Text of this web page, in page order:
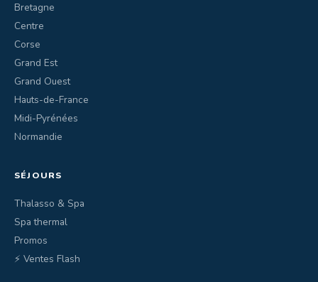
Bretagne
Centre
Corse
Grand Est
Grand Ouest
Hauts-de-France
Midi-Pyrénées
Normandie
SÉJOURS
Thalasso & Spa
Spa thermal
Promos
⚡ Ventes Flash